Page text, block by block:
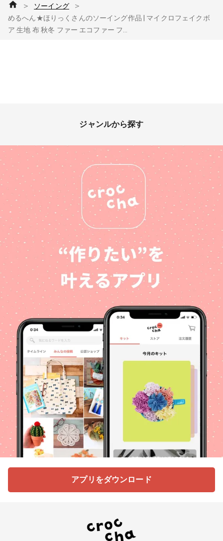
＞ ソーイング ＞
めるへん★ほりっくさんのソーイング作品 | マイクロフェイクボ
ア 生地 布 秋冬 ファー エコファー フ...
ジャンルから探す
アプリをダウンロード